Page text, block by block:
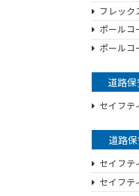
フレック
ポールコ
ポールコ
道路
セイフテ
道路
セイフテ
セイフテ